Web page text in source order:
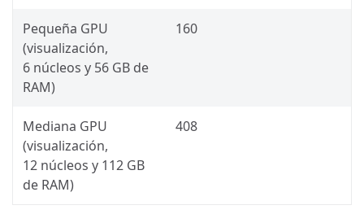
Pequeña GPU
(visualización,
6 núcleos y 56 GB de
RAM)
160
Mediana GPU
(visualización,
12 núcleos y 112 GB
de RAM)
408